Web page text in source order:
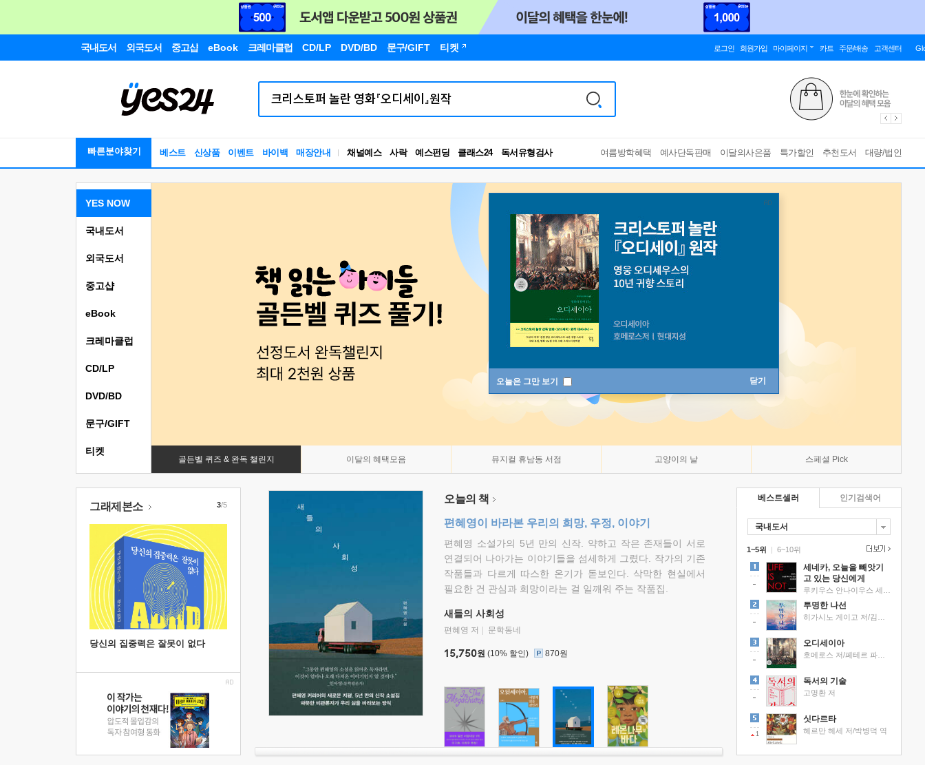
국내도서 외국도서 중고샵 eBook 크레마클럽 CD/LP DVD/BD 문구/GIFT 티켓 로그인 회원가입 마이페이지 카트 주문/배송 고객센터
빠른분야찾기 베스트 신상품 이벤트 바이백 매장안내 채널예스 사락 예스펀딩 클래스24
RBTI Lab
독서유형검사
여름방학혜택 예사단독판매 이달의사은품 특가할인 추천도서 대량/법인
오늘은 그만 보기 닫기
YES NOW
골든벨 퀴즈 & 완독 챌린지 이달의 혜택모음 뮤지컬 휴남동 서점 고양이의 날 스페셜 Pick
국내도서
외국도서
중고샵
eBook
크레마클럽
CD/LP
DVD/BD
문구/GIFT
티켓
그래제본소
당신의 집중력은 잘못이 없다
3/5 오늘의 책
편혜영이 바라본 우리의 희망, 우정, 이야기
편혜영 소설가의 5년 만의 신작. 약하고 작은 존재들이 서로
연결되어 나아가는 이야기들을 섬세하게 그렸다. 작가의 기존
작품들과 다르게 따스한 온기가 돋보인다. 삭막한 현실에서
필요한 건 관심과 희망이라는 걸 일깨워 주는 작품집.
새들의 사회성
편혜영 저 문학동네
15,750원 (10% 할인) 870원
베스트셀러
국내도서
1~5위 |
세네카, 오늘을 빼앗기
고 있는 당신에게
투명한 나선
오디세이아
독서의 기술
고명환 저
1
싯다르타
헤르만 헤세 저/박병덕 역
6~10위
인기검색어